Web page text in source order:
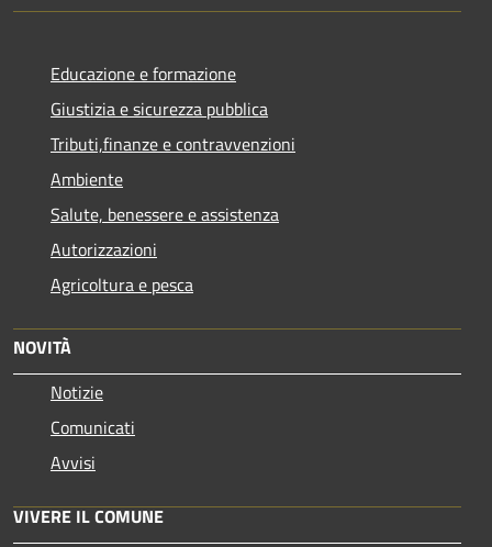
Educazione e formazione
Giustizia e sicurezza pubblica
Tributi,finanze e contravvenzioni
Ambiente
Salute, benessere e assistenza
Autorizzazioni
Agricoltura e pesca
NOVITÀ
Notizie
Comunicati
Avvisi
VIVERE IL COMUNE